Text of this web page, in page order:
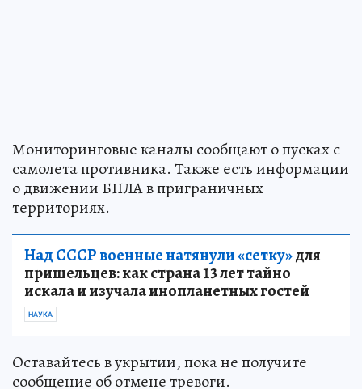
Мониторинговые каналы сообщают о пусках с
самолета противника. Также есть информации
о движении БПЛА в приграничных
территориях.
Над СССР военные натянули «сетку»для
пришельцев: как страна 13 лет тайно
искала и изучала инопланетных гостей
НАУКА
Оставайтесь в укрытии, пока не получите
сообщение об отмене тревоги.